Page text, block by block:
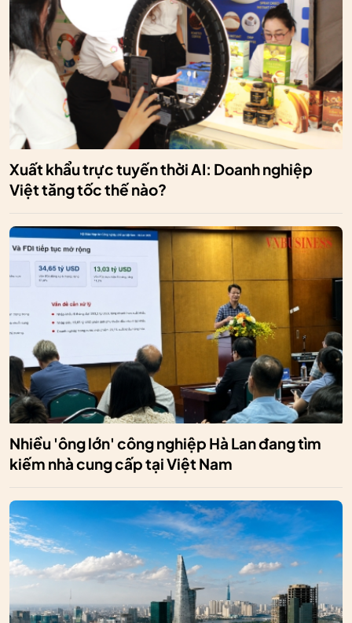
Xuất khẩu trực tuyến thời AI: Doanh nghiệp
Việt tăng tốc thế nào?
Nhiều 'ông lớn' công nghiệp Hà Lan đang tìm
kiếm nhà cung cấp tại Việt Nam